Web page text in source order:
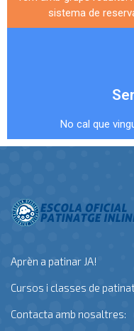
sistema de
No cal que
Aprèn a patinar JA!
Cursos i classes de
Contacta amb nosaltres: